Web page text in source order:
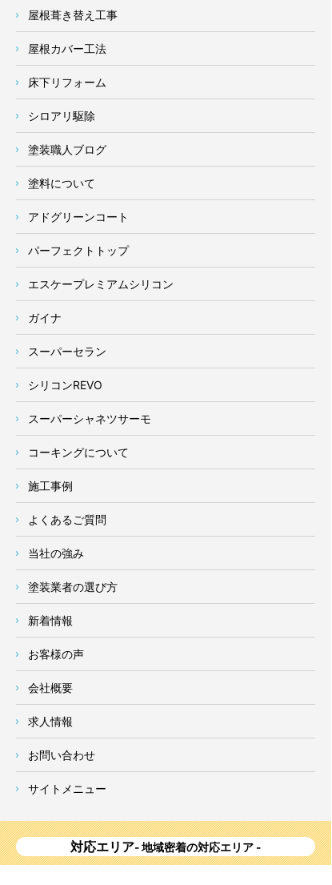
屋根葺き替え工事
屋根カバー工法
床下リフォーム
シロアリ駆除
塗装職人ブログ
塗料について
アドグリーンコート
パーフェクトトップ
エスケープレミアムシリコン
ガイナ
スーパーセラン
シリコンREVO
スーパーシャネツサーモ
コーキングについて
施工事例
よくあるご質問
当社の強み
塗装業者の選び方
新着情報
お客様の声
会社概要
求人情報
お問い合わせ
サイトメニュー
対応エリア- 地域密着の対応エリア -